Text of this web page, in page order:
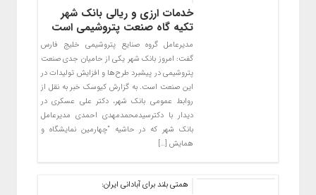
خدمات ارزی و ریالی بانک شهر
تکیه گاه صنعت پتروشیمی است
مدیرعامل گروه صنایع پتروشیمی خلیج فارس
گفت: امروز بانک شهر یکی از حامیان جدی صنعت
پتروشیمی در پیشبرد طرح‌ها و افزایش تولیدات در
این صنعت است. به گزارش کیوسک خبر به نقل از
روابط عمومی بانک شهر، دکتر علی عسکری در
دیدار با دکترسیدمحمدمهدی احمدی مدیرعامل
بانک شهر که در حاشیه “چهارمین نمایشگاه و
همایش […]
همتی بلند برای آبادانی ایران: